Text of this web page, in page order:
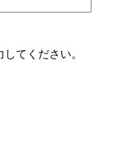
てください。